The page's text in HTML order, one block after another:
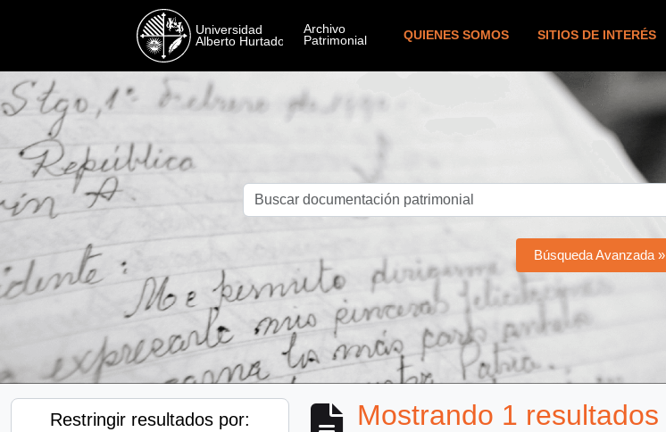
QUIENES SOMOS SITIOS DE INTERÉS
Búsqueda Avanzada »
Restringir resultados por: Mostrando 1 resultados